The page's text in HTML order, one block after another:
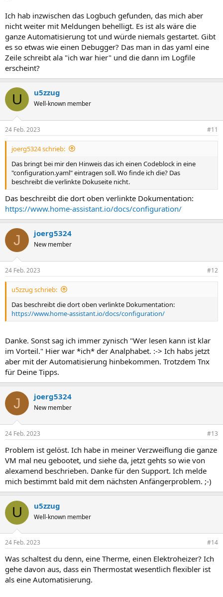
Ich hab inzwischen das Logbuch gefunden, das mich aber
nicht weiter mit Meldungen behelligt. Es ist als wäre die
ganze Automatisierung tot und würde niemals gestartet. Gibt
es so etwas wie einen Debugger? Das man in das yaml eine
Zeile schreibt ala "ich war hier" und die dann im Logfile
erscheint?
U u5zzug
Well-known member
24 Feb. 2023 #11
joerg5324 schrieb:
Das bringt bei mir den Hinweis das ich einen Codeblock in eine
"configuration.yaml" eintragen soll. Wo finde ich die? Das
beschreibt die verlinkte Dokuseite nicht.
Das beschreibt die dort oben verlinkte Dokumentation:
https://www.home-assistant.io/docs/configuration/
J joerg5324
New member
24 Feb. 2023 #12
u5zzug schrieb:
Das beschreibt die dort oben verlinkte Dokumentation:
https://www.home-assistant.io/docs/configuration/
Danke. Sonst sag ich immer zynisch "Wer lesen kann ist klar
im Vorteil." Hier war *ich* der Analphabet. :-> Ich habs jetzt
aber mit der Automatisierung hinbekommen. Trotzdem Tnx
für Deine Tipps.
J joerg5324
New member
24 Feb. 2023 #13
Problem ist gelöst. Ich habe in meiner Verzweiflung die ganze
VM mal neu gebootet, und siehe da, jetzt gehts so wie von
alexamend beschrieben. Danke für den Support. Ich melde
mich bestimmt bald mit dem nächsten Anfängerproblem. ;-)
U u5zzug
Well-known member
24 Feb. 2023 #14
Was schaltest du denn, eine Therme, einen Elektroheizer? Ich
gehe davon aus, dass ein Thermostat wesentlich flexibler ist
als eine Automatisierung.